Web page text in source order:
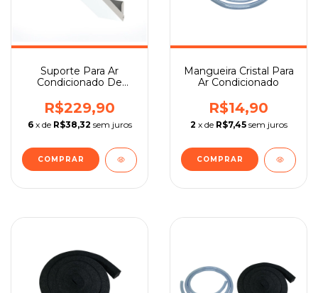
Suporte Para Ar
Condicionado De
Regulável
R$229,90
6 x de R$38,32 sem juros
Mangueira Cristal Para
Ar Condicionado
R$14,90
2 x de R$7,45 sem juros